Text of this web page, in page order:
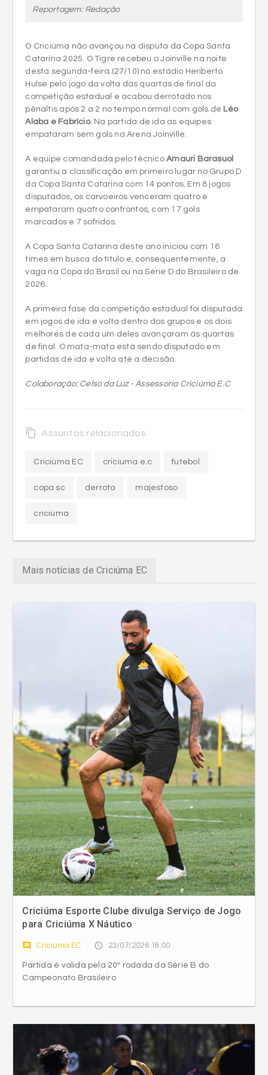
Reportagem: Redação
O Criciúma não avançou na disputa da Copa Santa
Catarina 2025. O Tigre recebeu o Joinville na noite
desta segunda-feira (27/10) no estádio Heriberto
Hulse pelo jogo da volta das quartas de final da
competição estadual e acabou derrotado nos
pênaltis após 2 a 2 no tempo normal com gols de Léo
Alaba e Fabrício. Na partida de ida as equipes
empataram sem gols na Arena Joinville.
A equipe comandada pelo técnicoAmauri Barasuol
garantiu a classificação em primeiro lugar no Grupo D
da Copa Santa Catarina com 14 pontos. Em 8 jogos
disputados, os carvoeiros venceram quatro e
empataram quatro confrontos, com 17 gols
marcados e 7 sofridos.
A Copa Santa Catarina deste ano iniciou com 16
times em busca do título e, consequentemente, a
vaga na Copa do Brasil ou na Série D do Brasileiro de
2026.
A primeira fase da competição estadual foi disputada
em jogos de ida e volta dentro dos grupos e os dois
melhores de cada um deles avançaram às quartas
de final. O mata-mata está sendo disputado em
partidas de ida e volta até a decisão.
Colaboração: Celso da Luz - Assessoria Criciúma E.C
content_copy Assuntos relacionados
Criciúma EC criciuma e.c futebol
copa sc derrota majestoso
criciúma
Mais notícias de Criciúma EC
Criciúma Esporte Clube divulga Serviço de Jogo
para Criciúma X Náutico
comment Criciúma EC access_time 23/07/2026 18:00
Partida é valida pela 20ª rodada da Série B do
Campeonato Brasileiro